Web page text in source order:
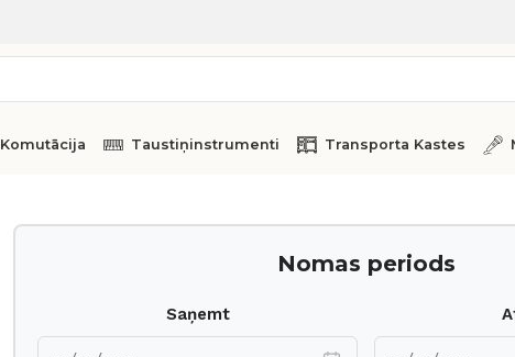
Komutācija Taustiņinstrumenti Transporta Kastes
Nomas periods
Saņemt